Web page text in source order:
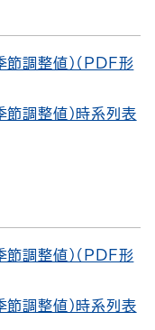
節調整値）（PDF形
節調整値）時系列表
節調整値）（PDF形
節調整値）時系列表